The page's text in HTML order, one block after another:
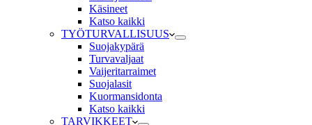
Käsineet
Katso kaikki
TYÖTURVALLISUUS
Suojakypärä
Turvavaljaat
Vaijeritarraimet
Suojalasit
Kuormansidonta
Katso kaikki
TARVIKKEET